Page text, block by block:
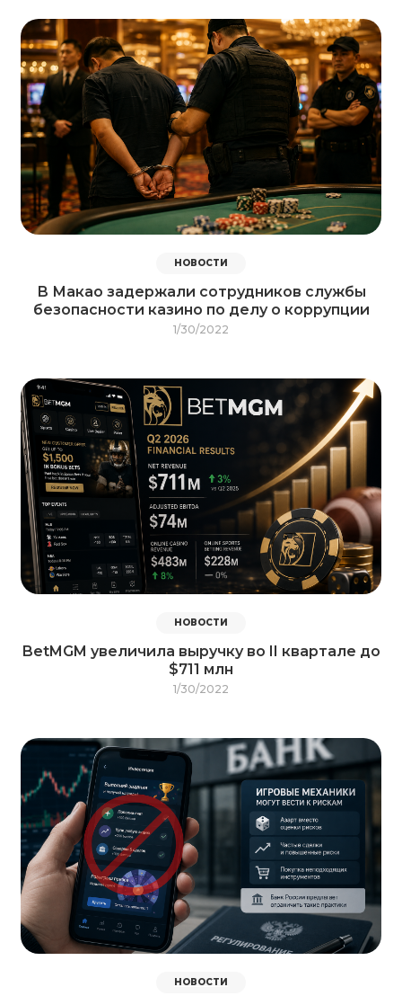
НОВОСТИ
В Макао задержали сотрудников службы
безопасности казино по делу о коррупции
1/30/2022
НОВОСТИ
BetMGM увеличила выручку во II квартале до
$711 млн
1/30/2022
НОВОСТИ